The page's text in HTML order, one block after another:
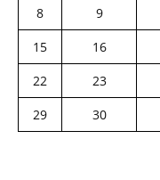
8
9
15
16
22
23
29
30